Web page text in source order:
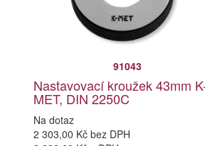
91043
Nastavovací kroužek 43mm
MET, DIN 2250C
Na dotaz
2 303,00 Kč bez DPH